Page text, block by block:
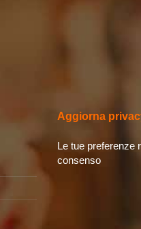
Aggiorna
Le tue preferenze
consenso